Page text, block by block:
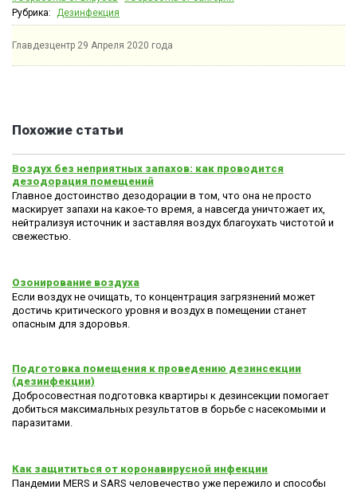
Рубрика: Дезинфекция
Главдезцентр 29 Апреля 2020 года
Похожие статьи
Воздух без неприятных запахов: как проводится
дезодорация помещений
Главное достоинство дезодорации в том, что она не просто
маскирует запахи на какое-то время, а навсегда уничтожает их,
нейтрализуя источник и заставляя воздух благоухать чистотой и
свежестью.
Озонирование воздуха
Если воздух не очищать, то концентрация загрязнений может
достичь критического уровня и воздух в помещении станет
опасным для здоровья.
Подготовка помещения к проведению дезинсекции
(дезинфекции)
Добросовестная подготовка квартиры к дезинсекции помогает
добиться максимальных результатов в борьбе с насекомыми и
паразитами.
Как защититься от коронавирусной инфекции
Пандемии MERS и SARS человечество уже пережило и способы